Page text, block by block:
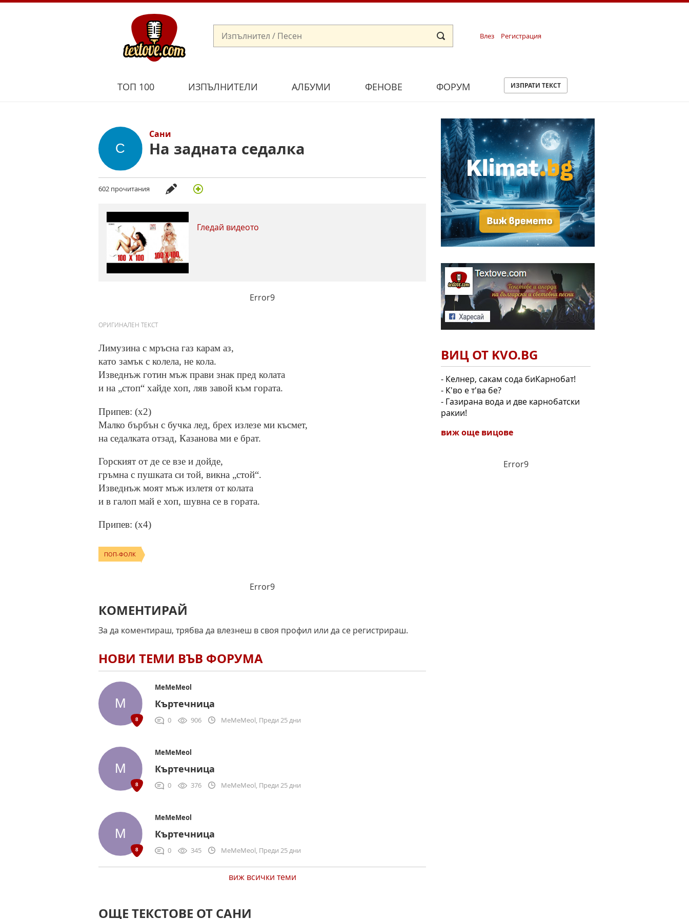
Влез Регистрация
ТОП 100 ИЗПЪЛНИТЕЛИ АЛБУМИ ФЕНОВЕ ФОРУМ ИЗПРАТИ ТЕКСТ
Сани
На задната седалка
602 прочитания
Гледай видеото
Error9
ОРИГИНАЛЕН ТЕКСТ
Лимузина с мръсна газ карам аз,
като замък с колела, не кола.
Изведнъж готин мъж прави знак пред колата
и на „стоп“ хайде хоп, ляв завой към гората.
Припев: (x2)
Малко бърбън с бучка лед, брех излезе ми късмет,
на седалката отзад, Казанова ми е брат.
Горският от де се взе и дойде,
гръмна с пушката си той, викна „стой“.
Изведнъж моят мъж излетя от колата
и в галоп май е хоп, шувна се в гората.
Припев: (x4)
ПОП-ФОЛК
Error9
КОМЕНТИРАЙ
За да коментираш, трябва да влезнеш в своя профил или да се регистрираш.
НОВИ ТЕМИ ВЪВ ФОРУМА
MeMeMeol
Къртечница
0 906 MeMeMeol, Преди 25 дни
MeMeMeol
Къртечница
0 376 MeMeMeol, Преди 25 дни
MeMeMeol
Къртечница
0 345 MeMeMeol, Преди 25 дни
виж всички теми
ОЩЕ ТЕКСТОВЕ ОТ САНИ
ВИЦ ОТ KVO.BG
- Келнер, сакам сода биКарнобат!
- К'во е т'ва бе?
- Газирана вода и две карнобатски
ракии!
виж още вицове
Error9